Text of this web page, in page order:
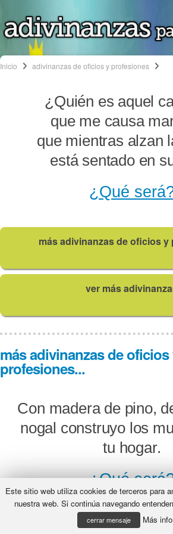
Inicio adivinanzas de oficios y profesiones
¿Quién es aquel
que me causa
que mientras alzan
está sentado en
¿Qué
más adivinanzas de oficios y
ver más
más adivinanzas de oficios
profesiones...
Con madera de pino,
nogal construyo los
tu hogar.
¿Qué
Este sitio web utiliza cookies de terceros para
nuestra web. Si continúa navegando
cerrar mensaje Más info